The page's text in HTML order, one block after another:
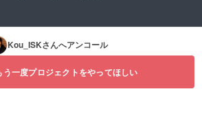
Kou_ISKさんへアンコール
う一度プロジェクトをやってほしい